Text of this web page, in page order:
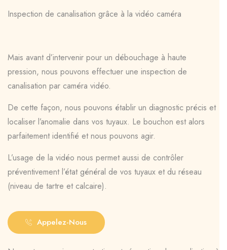
Inspection de canalisation grâce à la vidéo caméra
Mais avant d’intervenir pour un débouchage à haute
pression, nous pouvons effectuer une inspection de
canalisation par caméra vidéo.
De cette façon, nous pouvons établir un diagnostic précis et
localiser l’anomalie dans vos tuyaux. Le bouchon est alors
parfaitement identifié et nous pouvons agir.
L’usage de la vidéo nous permet aussi de contrôler
préventivement l’état général de vos tuyaux et du réseau
(niveau de tartre et calcaire).
Appelez-Nous